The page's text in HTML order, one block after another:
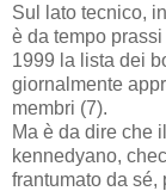
Sul lato tecnico,
è da tempo
1999 la lista dei
giornalmente
membri (7).
Ma è da dire che
kennedyano,
frantumato da sé,